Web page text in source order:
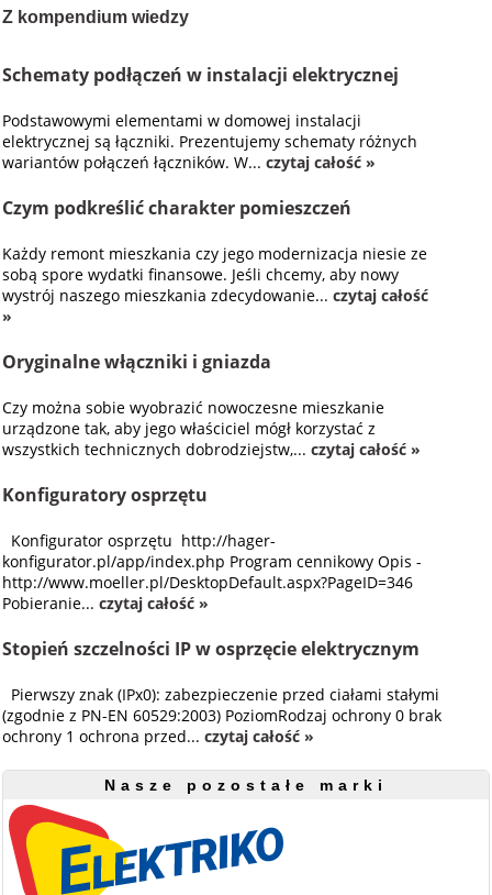
Z kompendium wiedzy
Schematy podłączeń w instalacji elektrycznej
Podstawowymi elementami w domowej instalacji
elektrycznej są łączniki. Prezentujemy schematy różnych
wariantów połączeń łączników. W...czytaj całość »
Czym podkreślić charakter pomieszczeń
Każdy remont mieszkania czy jego modernizacja niesie ze
sobą spore wydatki finansowe. Jeśli chcemy, aby nowy
wystrój naszego mieszkania zdecydowanie...czytaj całość
»
Oryginalne włączniki i gniazda
Czy można sobie wyobrazić nowoczesne mieszkanie
urządzone tak, aby jego właściciel mógł korzystać z
wszystkich technicznych dobrodziejstw,...czytaj całość »
Konfiguratory osprzętu
Konfigurator osprzętu http://hager-
konfigurator.pl/app/index.php Program cennikowy Opis -
http://www.moeller.pl/DesktopDefault.aspx?PageID=346
Pobieranie...czytaj całość »
Stopień szczelności IP w osprzęcie elektrycznym
Pierwszy znak (IPx0): zabezpieczenie przed ciałami stałymi
(zgodnie z PN-EN 60529:2003) PoziomRodzaj ochrony 0 brak
ochrony 1 ochrona przed...czytaj całość »
Nasze pozostałe marki